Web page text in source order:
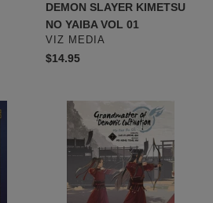
DEMON SLAYER KIMETSU
NO YAIBA VOL 01
PROVEEDOR
VIZ MEDIA
Precio
$14.95
GRANDMASTER
DEMONIC
CULTIVATION